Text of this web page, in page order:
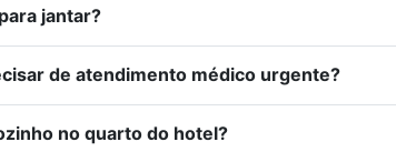
jantar?
de atendimento médico urgente?
no quarto do hotel?